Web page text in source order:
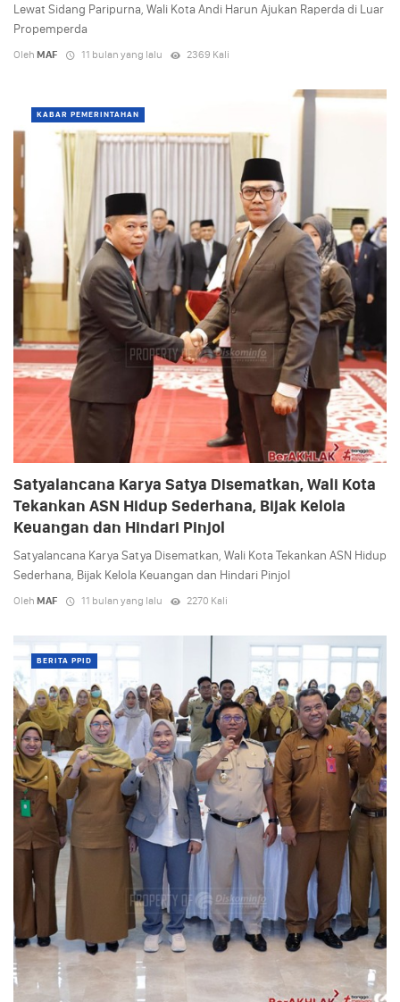
Lewat Sidang Paripurna, Wali Kota Andi Harun Ajukan Raperda di Luar
Propemperda
Oleh MAF 11 bulan yang lalu 2369 Kali
KABAR PEMERINTAHAN
Satyalancana Karya Satya Disematkan, Wali Kota
Tekankan ASN Hidup Sederhana, Bijak Kelola
Keuangan dan Hindari Pinjol
Satyalancana Karya Satya Disematkan, Wali Kota Tekankan ASN Hidup
Sederhana, Bijak Kelola Keuangan dan Hindari Pinjol
Oleh MAF 11 bulan yang lalu 2270 Kali
BERITA PPID